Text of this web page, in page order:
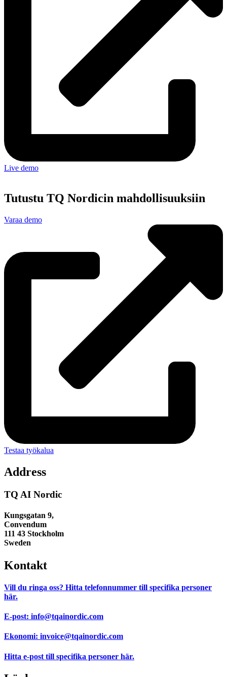
Live demo
Tutustu TQ Nordicin mahdollisuuksiin
Varaa demo
Testaa työkalua
Address
TQ AI Nordic
Kungsgatan 9,
Convendum
111 43 Stockholm
Sweden
Kontakt
Vill du ringa oss? Hitta telefonnummer till specifika personer
här.
E-post: info@tqainordic.com
Ekonomi: invoice@tqainordic.com
Hitta e-post till specifika personer här.